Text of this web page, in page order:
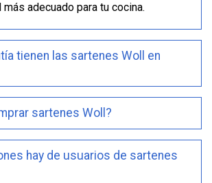
adecuado para tu cocina.
tienen las sartenes Woll en
sartenes Woll?
hay de usuarios de sartenes